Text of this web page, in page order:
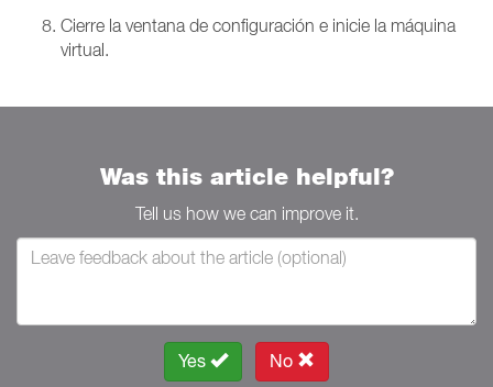
Cierre la ventana de configuración e inicie la máquina
virtual.
Was this article helpful?
Tell us how we can improve it.
Yes No